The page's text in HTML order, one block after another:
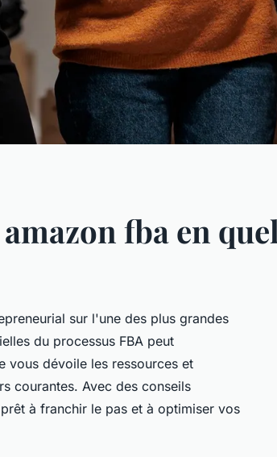
fba en
sur l'une des plus grandes
du processus FBA peut
vous dévoile les ressources et
courantes. Avec des conseils
à franchir le pas et à optimiser vos